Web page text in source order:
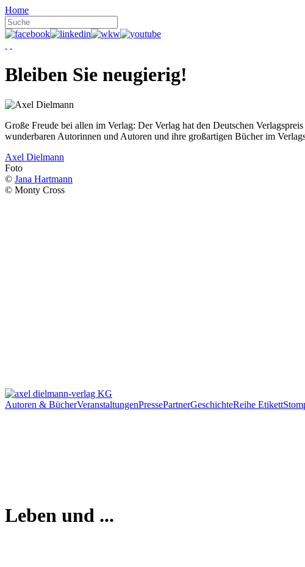
Home
Bleiben Sie neugierig!
Große Freude bei allen im Verlag: Der Verlag hat den Deutschen
wunderbaren Autorinnen und Autoren und ihre großartigen Bücher im
Axel Dielmann
Foto
© Jana Hartmann
© Monty Cross
Autoren & BücherVeranstaltungenPressePartnerGeschichteReihe Etikett
Leben und ...